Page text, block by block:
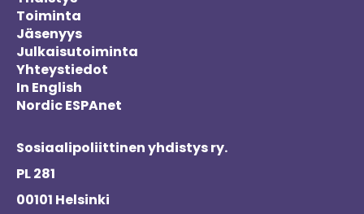
Toiminta
Jäsenyys
Julkaisutoiminta
Yhteystiedot
In English
Nordic ESPAnet
Sosiaalipoliittinen yhdistys ry.
PL 281
00101 Helsinki